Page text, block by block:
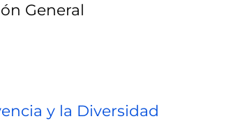
General
y la Diversidad